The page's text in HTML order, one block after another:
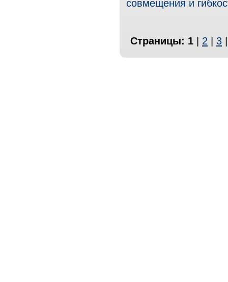
совмещения и
Страницы: 1 2 3